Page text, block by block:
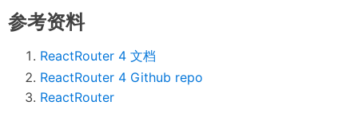
参考资料
ReactRouter 4 文档
ReactRouter 4 Github repo
ReactRouter